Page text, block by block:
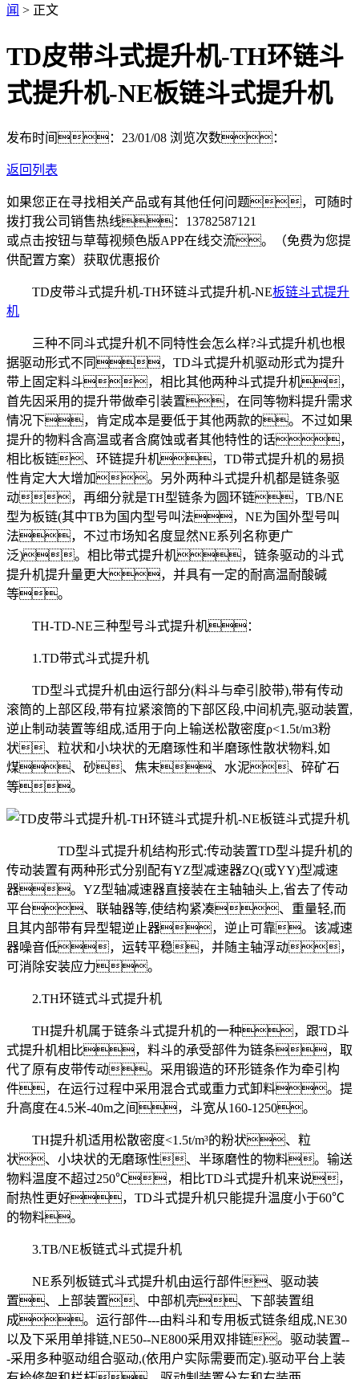
闻 > 正文
TD皮带斗式提升机-TH环链斗
式提升机-NE板链斗式提升机
发布时间：23/01/08 浏览次数：
返回列表
如果您正在寻找相关产品或有其他任何问题，可随时
拨打我公司销售热线： 13782587121
或点击按钮与草莓视频色版APP在线交流。（免费为您提
供配置方案） 获取优惠报价
TD皮带斗式提升机-TH环链斗式提升机-NE板链斗式提升
机
三种不同斗式提升机不同特性会怎么样?斗式提升机也根
据驱动形式不同，TD斗式提升机驱动形式为提升
带上固定料斗，相比其他两种斗式提升机，
首先因采用的提升带做牵引装置，在同等物料提升需求
情况下，肯定成本是要低于其他两款的。不过如果
提升的物料含高温或者含腐蚀或者其他特性的话，
相比板链、环链提升机，TD带式提升机的易损
性肯定大大增加。另外两种斗式提升机都是链条驱
动，再细分就是TH型链条为圆环链，TB/NE
型为板链(其中TB为国内型号叫法，NE为国外型号叫
法，不过市场知名度显然NE系列名称更广
泛)。相比带式提升机，链条驱动的斗式
提升机提升量更大，并具有一定的耐高温耐酸碱
等。
TH-TD-NE三种型号斗式提升机：
1.TD带式斗式提升机
TD型斗式提升机由运行部分(料斗与牵引胶带),带有传动
滚筒的上部区段,带有拉紧滚筒的下部区段,中间机壳,驱动装置,
逆止制动装置等组成,适用于向上输送松散密度ρ<1.5t/m3粉
状、粒状和小块状的无磨琢性和半磨琢性散状物料,如
煤、砂、焦末、水泥、碎矿石
等。
TD型斗式提升机结构形式:传动装置TD型斗提升机的
传动装置有两种形式分别配有YZ型减速器ZQ(或YY)型减速
器。YZ型轴减速器直接装在主轴轴头上,省去了传动
平台、联轴器等,使结构紧凑、重量轻,而
且其内部带有异型辊逆止器，逆止可靠。该减速
器噪音低，运转平稳，并随主轴浮动，
可消除安装应力。
2.TH环链式斗式提升机
TH提升机属于链条斗式提升机的一种，跟TD斗
式提升机相比，料斗的承受部件为链条，取
代了原有皮带传动。采用锻造的环形链条作为牵引构
件，在运行过程中采用混合式或重力式卸料。提
升高度在4.5米-40m之间，斗宽从160-1250。
TH提升机适用松散密度<1.5t/m³的粉状、粒
状、小块状的无磨琢性、半琢磨性的物料。输送
物料温度不超过250℃，相比TD斗式提升机来说，
耐热性更好，TD斗式提升机只能提升温度小于60℃
的物料。
3.TB/NE板链式斗式提升机
NE系列板链式斗式提升机由运行部件、驱动装
置、上部装置、中部机壳、下部装置组
成。运行部件---由料斗和专用板式链条组成,NE30
以及下采用单排链,NE50--NE800采用双排链。驱动装置--
-采用多种驱动组合驱动,(依用户实际需要而定).驱动平台上装